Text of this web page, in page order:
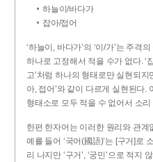
하늘이/바다가
잡아/접어
‘하늘이, 바다가’의 ‘이/가’는 주격
하나로 고정해서 적을 수가 없다. ‘
고’처럼 하나의 형태로만 실현되지
아, 접어’와 같이 다르게 실현된다.
형태소로 모두 적을 수 없어서 소
한편 한자어는 이러한 원리와 관
예를 들어 ‘국어(國語)’는 [구거]로
리 나지만 ‘구거’, ‘궁민’으로 적지